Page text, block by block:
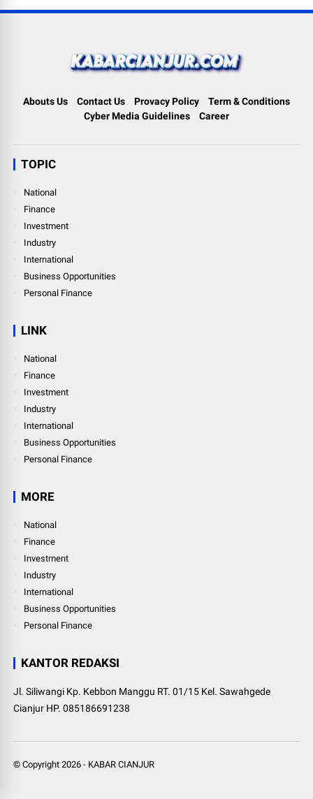
Abouts Us Contact Us Provacy Policy
Term & Conditions
Cyber Media Guidelines
Career
TOPIC
National
Finance
Investment
Industry
International
Business Opportunities
Personal Finance
LINK
National
Finance
Investment
Industry
International
Business Opportunities
Personal Finance
MORE
National
Finance
Investment
Industry
International
Business Opportunities
Personal Finance
KANTOR REDAKSI
Jl. Siliwangi Kp. Kebbon Manggu RT. 01/15 Kel. Sawahgede
Cianjur HP. 085186691238
© Copyright2026 - KABAR CIANJUR